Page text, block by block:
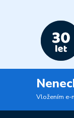
Vložením e-